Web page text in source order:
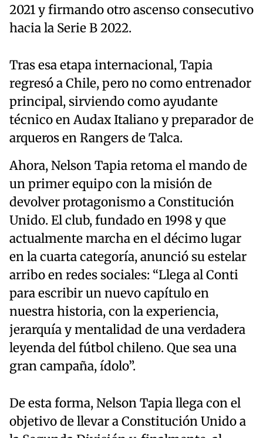
2021 y firmando otro ascenso consecutivo
hacia la Serie B 2022.
Tras esa etapa internacional, Tapia
regresó a Chile, pero no como entrenador
principal, sirviendo como ayudante
técnico en Audax Italiano y preparador de
arqueros en Rangers de Talca.
Ahora, Nelson Tapia retoma el mando de
un primer equipo con la misión de
devolver protagonismo a Constitución
Unido. El club, fundado en 1998 y que
actualmente marcha en el décimo lugar
en la cuarta categoría, anunció su estelar
arribo en redes sociales: “Llega al Conti
para escribir un nuevo capítulo en
nuestra historia, con la experiencia,
jerarquía y mentalidad de una verdadera
leyenda del fútbol chileno. Que sea una
gran campaña, ídolo”.
De esta forma, Nelson Tapia llega con el
objetivo de llevar a Constitución Unido a